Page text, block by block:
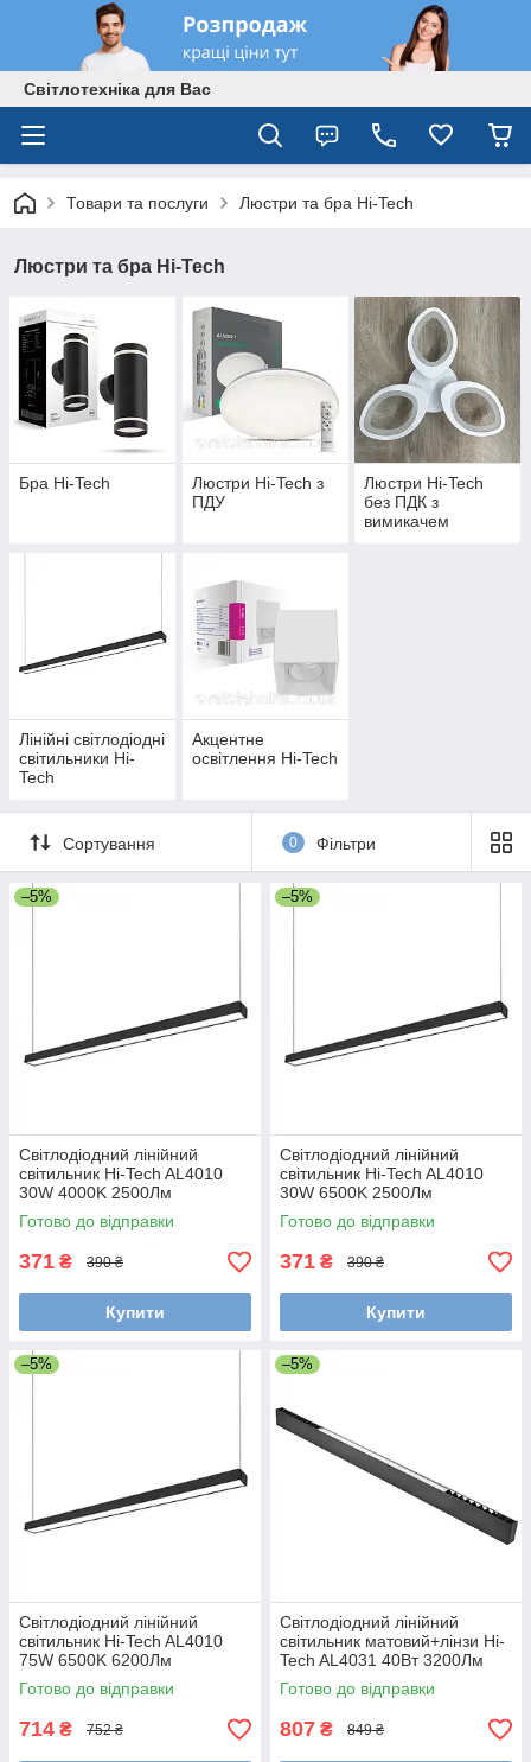
Світлотехніка для Вас
Товари та послуги Люстри та бра Hi-Tech
Люстри та бра Hi-Tech
Бра Hi-Tech
Люстри Hi-Tech з
ПДУ
Люстри Hi-Tech
без ПДК з
вимикачем
Лінійні світлодіодні
світильники Hi-
Tech
Акцентне
освітлення Hi-Tech
Сортування 0 Фільтри
–5%
Світлодіодний лінійний
світильник Hi-Tech AL4010
30W 4000K 2500Лм
70х35х1200 мм чорний
Готово до відправки
371 ₴ 390 ₴
Купити
–5%
Світлодіодний лінійний
світильник Hi-Tech AL4010
30W 6500K 2500Лм
70х35х1200 мм чорний
Готово до відправки
371 ₴ 390 ₴
Купити
–5%
Світлодіодний лінійний
світильник Hi-Tech AL4010
75W 6500K 6200Лм
100х40х1200 мм чорний
Готово до відправки
714 ₴ 752 ₴
–5%
Світлодіодний лінійний
світильник матовий+лінзи Hi-
Tech AL4031 40Вт 3200Лм
5000K 1200х70х35 мм
чорний
Готово до відправки
807 ₴ 849 ₴